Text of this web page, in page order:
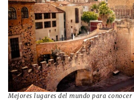
Mejores lugares del mundo para conocer